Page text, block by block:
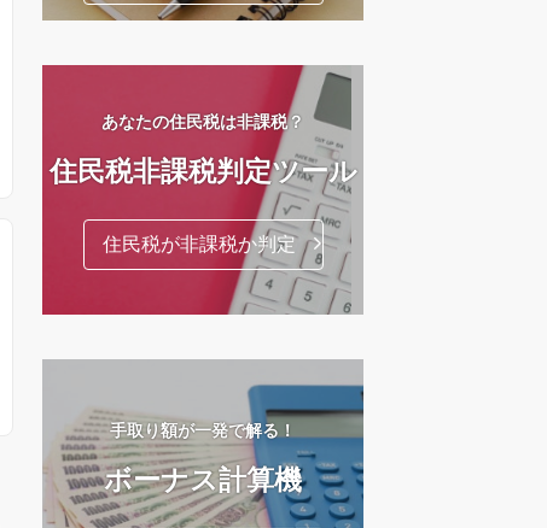
あなたの住民税は非課税？
住民税非課税判定ツール
住民税が非課税か判定
手取り額が一発で解る！
ボーナス計算機